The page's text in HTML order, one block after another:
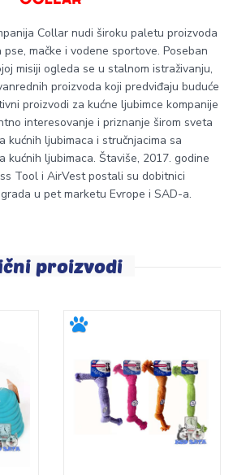
Collar nudi široku paletu proizvoda
mačke i vodene sportove. Poseban
misiji ogleda se u stalnom istraživanju,
proizvoda koji predviđaju buduće
proizvodi za kućne ljubimce kompanije
interesovanje i priznanje širom sveta
kućnih ljubimaca i stručnjacima sa
kućnih ljubimaca. Štaviše, 2017. godine
Tool i AirVest postali su dobitnici
u pet marketu Evrope i SAD-a.
proizvodi